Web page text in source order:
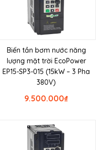
Biến tần bơm nước năng
lượng mặt trời EcoPower
EP15-SP3-015 (15kW – 3 Pha
380V)
₫
9.500.000